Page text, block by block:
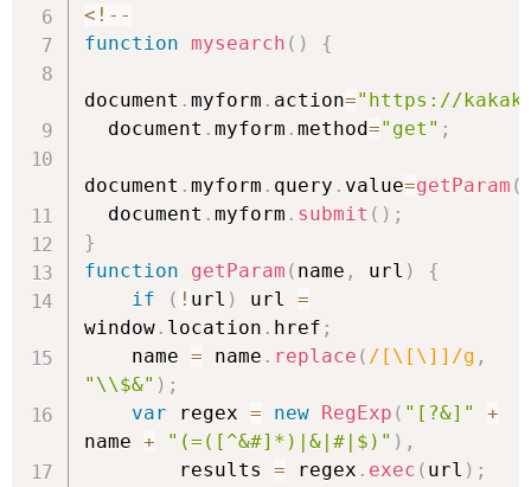
< ! --
function mysearch ( ) {
document . myform . action="https://
  document
. myform . method="get" ;
document . myform . query . value=getParam (
  document
. myform . submit ( ) ;
}
function
getParam ( name , url )
{
if
( ! url ) url =
window. location . href ;
    name
= name . replace ( /[\[\]]/g ,
"\\$&" ) ;
var regex = new RegExp ( "[?&]"
+
name + "(=([^&#]*)|&|#|$)" ) ,
        results
= regex . exec ( url ) ;